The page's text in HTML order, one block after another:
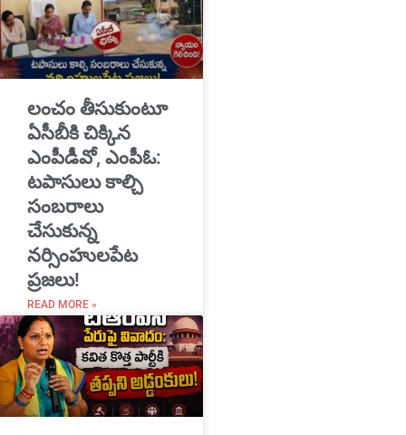
​లంచం తీసుకుంటూ
ఏసీబీకి చిక్కిన
ఎంపీడీవో, ఎంపీఓ:
టపాసులు కాల్చి
సంబరాలు
చేసుకున్న
నర్సింహులపేట
ప్రజలు!
READ MORE »